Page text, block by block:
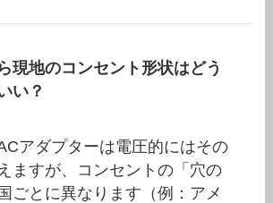
現地のコンセント形状はどう
い？
アダプターは電圧的にはその
ますが、コンセントの「穴の
ごとに異なります（例：アメ